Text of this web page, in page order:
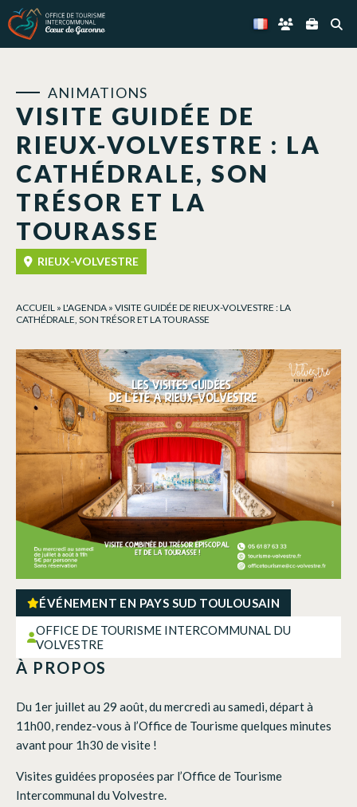
VISITE GUIDÉE DE
RIEUX-VOLVESTRE : LA
CATHÉDRALE, SON
TRÉSOR ET LA
TOURASSE
ANIMATIONS
RIEUX-VOLVESTRE
ACCUEIL » L'AGENDA » VISITE GUIDÉE DE RIEUX-VOLVESTRE : LA
CATHÉDRALE, SON TRÉSOR ET LA TOURASSE
ÉVÉNEMENT EN PAYS SUD TOULOUSAIN
OFFICE DE TOURISME INTERCOMMUNAL DU
VOLVESTRE
À PROPOS
Du 1er juillet au 29 août, du mercredi au samedi, départ à
11h00, rendez-vous à l’Office de Tourisme quelques minutes
avant pour 1h30 de visite !
Visites guidées proposées par l’Office de Tourisme
Intercommunal du Volvestre.
Panneau de gestion des cookies